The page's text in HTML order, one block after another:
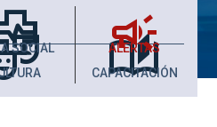
auto_stories
CAPACITACIÓN
SOCIAL campaign
ALERTAS